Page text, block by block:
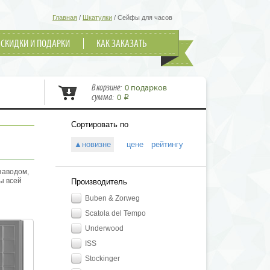
Главная / Шкатулки / Сейфы для часов
СКИДКИ И ПОДАРКИ КАК ЗАКАЗАТЬ
В корзине: 0 подарков
сумма: 0 i
всей
во
но и
то,
по
Сортировать по
▲новизне цене рейтингу
Производитель
Buben & Zorweg
Scatola del Tempo
Underwood
ISS
Stockinger